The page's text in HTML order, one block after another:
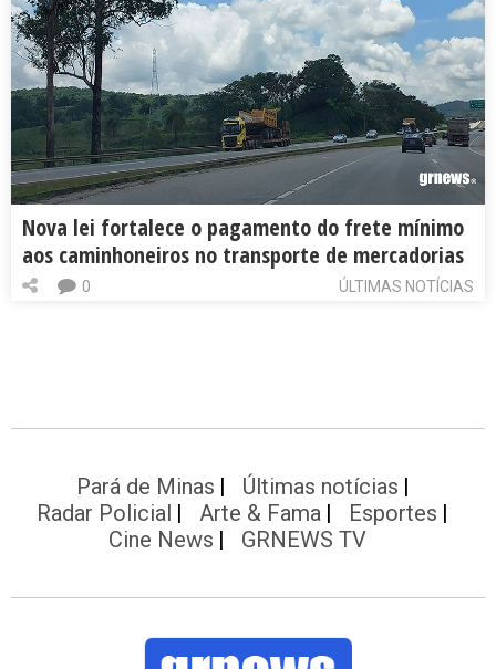
Nova lei fortalece o pagamento do frete mínimo
aos caminhoneiros no transporte de mercadorias
ÚLTIMAS NOTÍCIAS
0
Pará de Minas
Últimas notícias
Radar Policial
Arte & Fama
Esportes
Cine News
GRNEWS TV